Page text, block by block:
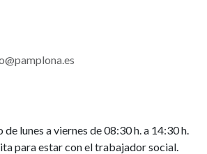
lunes a viernes de 08:30 h. a 14:30 h.
para estar con el trabajador social.